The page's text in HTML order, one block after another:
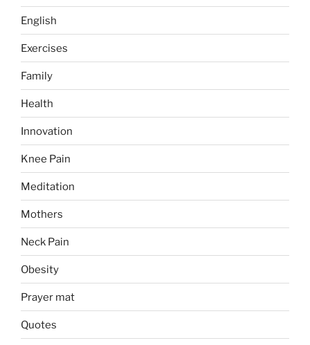
English
Exercises
Family
Health
Innovation
Knee Pain
Meditation
Mothers
Neck Pain
Obesity
Prayer mat
Quotes